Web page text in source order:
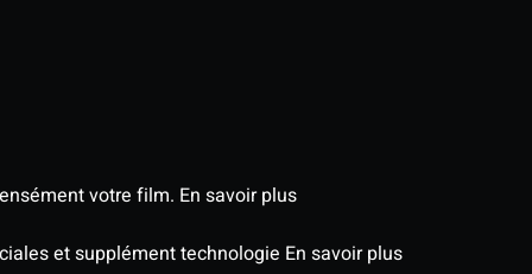
votre film. En savoir plus
et supplément technologie En savoir plus